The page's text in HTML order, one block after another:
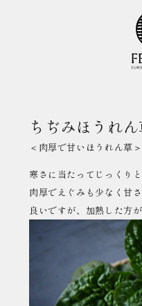
ちぢみほうれ
＜肉厚で甘いほうれん草＞
寒さに当たってじっくり
肉厚でえぐみも少なく甘
良いですが、加熱した方